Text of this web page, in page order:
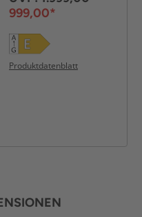
999,00*
Produktdatenblatt